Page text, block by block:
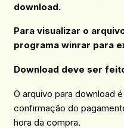
download.
Para visualizar o
programa winrar para
Download deve ser
O arquivo para download
confirmação do
hora da compra.